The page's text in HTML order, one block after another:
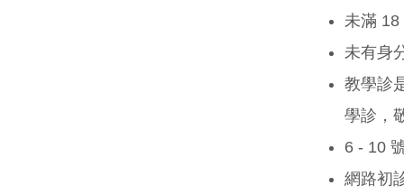
未滿 18
未有身
教學診
學診，
6 - 10
網路初